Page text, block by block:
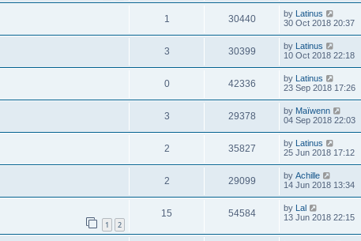
1 30440 by Latinus
30 Oct 2018 20:37
3 30399 by Latinus
10 Oct 2018 22:18
0 42336 by Latinus
23 Sep 2018 17:26
3 29378 by Maïwenn
04 Sep 2018 22:03
2 35827 by Latinus
25 Jun 2018 17:12
2 29099 by Achille
14 Jun 2018 13:34
1 2
15 54584 by Lal
13 Jun 2018 22:15